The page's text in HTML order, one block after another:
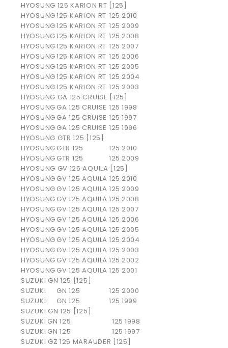
HYOSUNG 125 KARION RT [125]
HYOSUNG125 KARION RT 125 2010
HYOSUNG125 KARION RT 125 2009
HYOSUNG125 KARION RT 125 2008
HYOSUNG125 KARION RT 125 2007
HYOSUNG125 KARION RT 125 2006
HYOSUNG125 KARION RT 125 2005
HYOSUNG125 KARION RT 125 2004
HYOSUNG125 KARION RT 125 2003
HYOSUNG GA 125 CRUISE [125]
HYOSUNG GA 125 CRUISE 125 1998
HYOSUNG GA 125 CRUISE 125 1997
HYOSUNG GA 125 CRUISE 125 1996
HYOSUNG GTR 125 [125]
HYOSUNG GTR 125 125 2010
HYOSUNG GTR 125 125 2009
HYOSUNG GV 125 AQUILA [125]
HYOSUNG GV 125 AQUILA 125 2010
HYOSUNG GV 125 AQUILA 125 2009
HYOSUNG GV 125 AQUILA 125 2008
HYOSUNG GV 125 AQUILA 125 2007
HYOSUNG GV 125 AQUILA 125 2006
HYOSUNG GV 125 AQUILA 125 2005
HYOSUNG GV 125 AQUILA 125 2004
HYOSUNG GV 125 AQUILA 125 2003
HYOSUNG GV 125 AQUILA 125 2002
HYOSUNG GV 125 AQUILA 125 2001
SUZUKI GN 125 [125]
SUZUKI
GN 125 125 2000
SUZUKI
GN 125 125 1999
SUZUKI GN 125 [125]
SUZUKI GN 125 125 1998
SUZUKI GN 125 125 1997
SUZUKI GZ 125 MARAUDER [125]